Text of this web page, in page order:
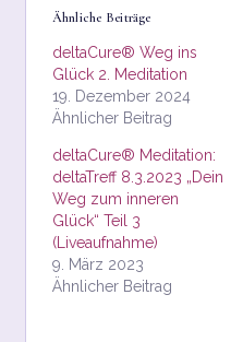
Ähnliche Beiträge
deltaCure® Weg ins
Glück 2. Meditation
19. Dezember 2024
Ähnlicher Beitrag
deltaCure® Meditation:
deltaTreff 8.3.2023 „Dein
Weg zum inneren
Glück“ Teil 3
(Liveaufnahme)
9. März 2023
Ähnlicher Beitrag